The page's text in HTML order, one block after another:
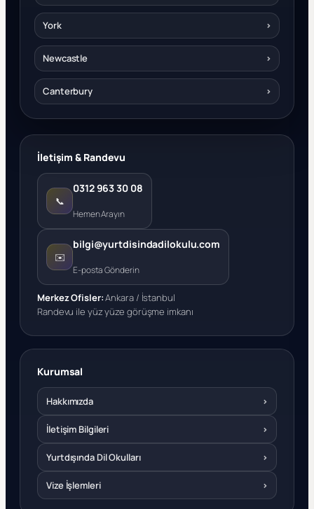
York ›
Newcastle ›
Canterbury ›
İletişim & Randevu
📞
0312 963 30 08
Hemen Arayın
✉️
bilgi@yurtdisindadilokulu.com
E-posta Gönderin
Merkez Ofisler:Ankara / İstanbul
Randevu ile yüz yüze görüşme imkanı
Kurumsal
Hakkımızda ›
İletişim Bilgileri ›
Yurtdışında Dil Okulları ›
Vize İşlemleri ›